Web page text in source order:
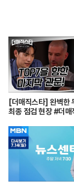
[더매직스타] 완벽한
최종 점검 현장 #더매